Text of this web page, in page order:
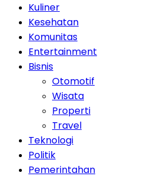
Kuliner
Kesehatan
Komunitas
Entertainment
Bisnis
Otomotif
Wisata
Properti
Travel
Teknologi
Politik
Pemerintahan